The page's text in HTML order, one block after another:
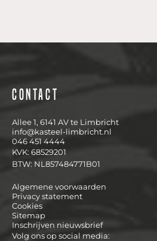
Contact
Allee 1, 6141 AV te Limbricht
info@kasteel-limbricht.nl
046 451 4444
KVK: 68529201
BTW: NL857484771B01
Algemene voorwaarden
Privacy statement
Cookies
Sitemap
Inschrijven nieuwsbrief
Volg ons op social media: